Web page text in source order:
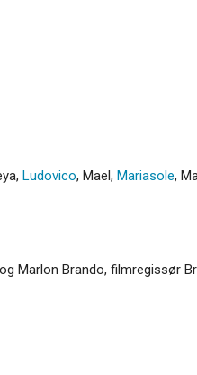
, Ludovico, Mael, Mariasole,
Marlon Brando, filmregissør